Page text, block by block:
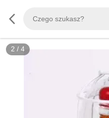
2 / 4